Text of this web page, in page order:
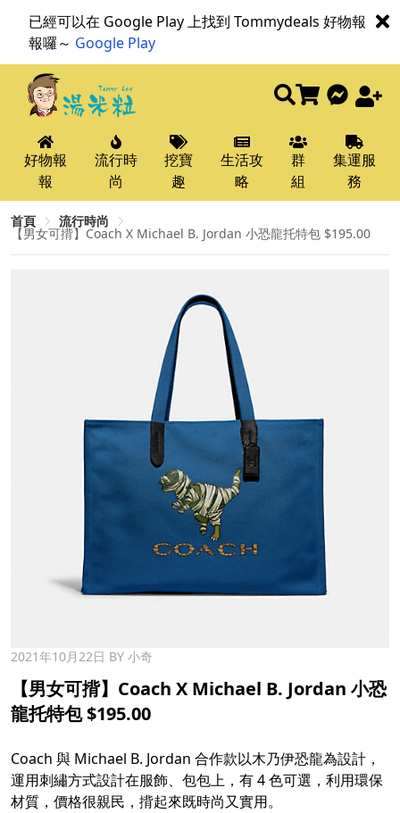
已經可以在 Google Play 上找到 Tommydeals 好物報
報囉～ Google Play
好物報
報
流行時
尚
挖寶
趣
生活攻
略
群
組
集運服
務
首頁 流行時尚
【男女可揹】Coach X Michael B. Jordan 小恐龍托特包 $195.00
2021年10月22日 BY 小奇
【男女可揹】Coach X Michael B. Jordan 小恐
龍托特包 $195.00
Coach 與 Michael B. Jordan 合作款以木乃伊恐龍為設計，
運用刺繡方式設計在服飾、包包上，有 4 色可選，利用環保
材質，價格很親民，揹起來既時尚又實用。